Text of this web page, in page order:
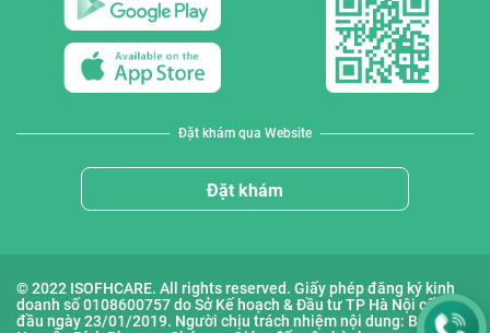
Đặt khám qua Website
Đặt khám
© 2022 ISOFHCARE. All rights reserved. Giấy phép đăng ký kinh
doanh số 0108600757 do Sở Kế hoạch & Đầu tư TP Hà Nội cấp lần
đầu ngày 23/01/2019. Người chịu trách nhiệm nội dung: Bà